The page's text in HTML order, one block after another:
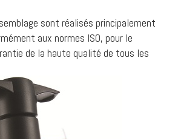
sont réalisés principalement
aux normes ISO, pour le
de la haute qualité de tous les